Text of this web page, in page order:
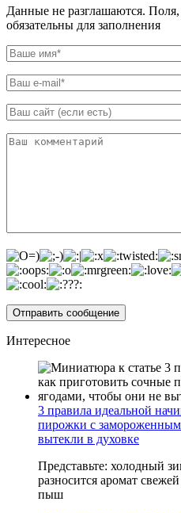
Данные не разглашаются.
обязательны для заполнения
Интересное
3 правила идеальной
пирожки с
вытекли в духовке
Представьте: холодный
разносится аромат
пыш